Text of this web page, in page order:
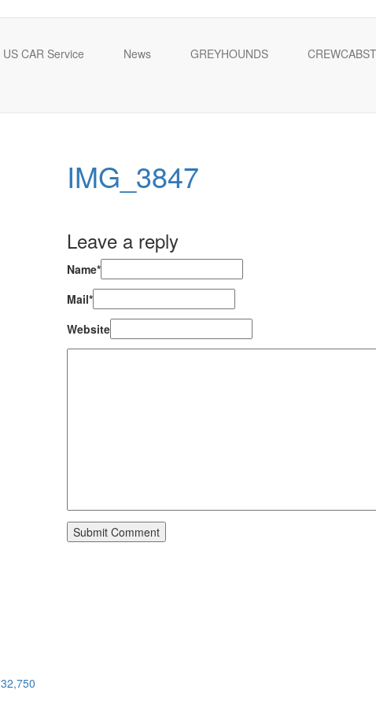
US CAR Service News GREYHOUNDS
IMG_3847
Leave a reply
Name*
Mail*
Website
32,750